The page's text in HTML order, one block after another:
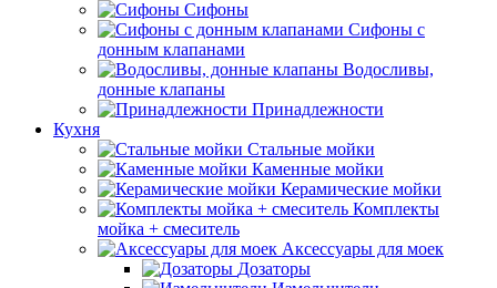
Сифоны
Сифоны с
донным клапанами
Водосливы,
донные клапаны
Принадлежности
Кухня
Стальные мойки
Каменные мойки
Керамические мойки
Комплекты
мойка + смеситель
Аксессуары для моек
Дозаторы